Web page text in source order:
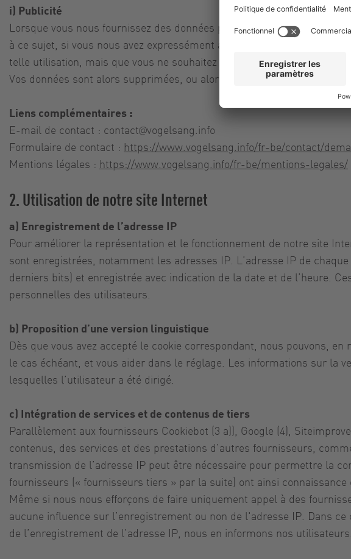
i) Publicité
Lorsque vous nous fournissez des données personnelles, nous les
à ce sujet, si vous nous avez expressément autorisé à utiliser vos
telle utilisation, mais que vous ne souhaitez plus à l’avenir recevoir
Vos données sont alors supprimées, ou alors verrouillées si elles sont
Liens complémentaires :
E-mail de contact : contact@vogelsang.info
Formulaire de contact : https://www.vogelsang.info/fr-be/contact/
Mentions légales : https://www.vogelsang.info/fr-be/mentions-legales/
2. Utilisation de notre site Internet
a) Enregistrement de l’adresse IP
Pour améliorer la représentation et le fonctionnement de notre site
sont enregistrées, notamment les adresses IP. L’adresse IP de
derniers bits) et enregistrée avec indication de la date et de l’heure.
personnelles des utilisateurs.
b) Proposition d’une version linguistique
Dès que vous avez accepté le cookie correspondant, nous pouvons,
le cas échéant, et vous aider dans le réglage. Les informations sur la
lesquelles l’utilisateur a été dirigé.
c) Intégration de services et de contenus de tiers
Parallèlement aux fournisseurs Cookiebot (3 a)), Google (4),
contenus, des services et des prestations d’autres fournisseurs,
transmission de l’adresse IP peut être nécessaire pour permettre la
fournisseurs (« fournisseurs tiers » par la suite) ont ainsi connaissance
Même si nous nous efforçons de faire uniquement appel à des
aucune influence sur l’enregistrement ou non de l'adresse IP. Dans
de l’enregistrement de l’adresse IP, nous en informons nos utilisateurs.